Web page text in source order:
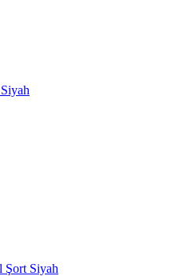
Şort Siyah